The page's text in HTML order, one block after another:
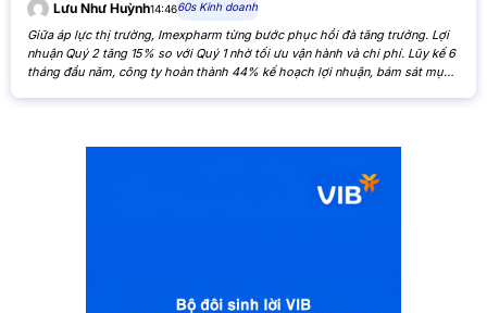
Lưu Như Huỳnh14:4660s Kinh doanh
Giữa áp lực thị trường, Imexpharm từng bước phục hồi đà tăng trưởng. Lợi
nhuận Quý 2 tăng 15% so với Quý 1 nhờ tối ưu vận hành và chi phí. Lũy kế 6
tháng đầu năm, công ty hoàn thành 44% kế hoạch lợi nhuận, bám sát mục